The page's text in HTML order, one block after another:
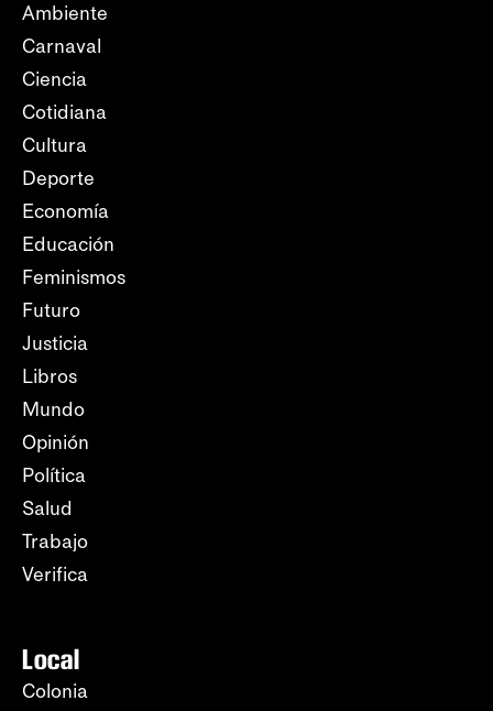
Ambiente
Carnaval
Ciencia
Cotidiana
Cultura
Deporte
Economía
Educación
Feminismos
Futuro
Justicia
Libros
Mundo
Opinión
Política
Salud
Trabajo
Verifica
Local
Colonia